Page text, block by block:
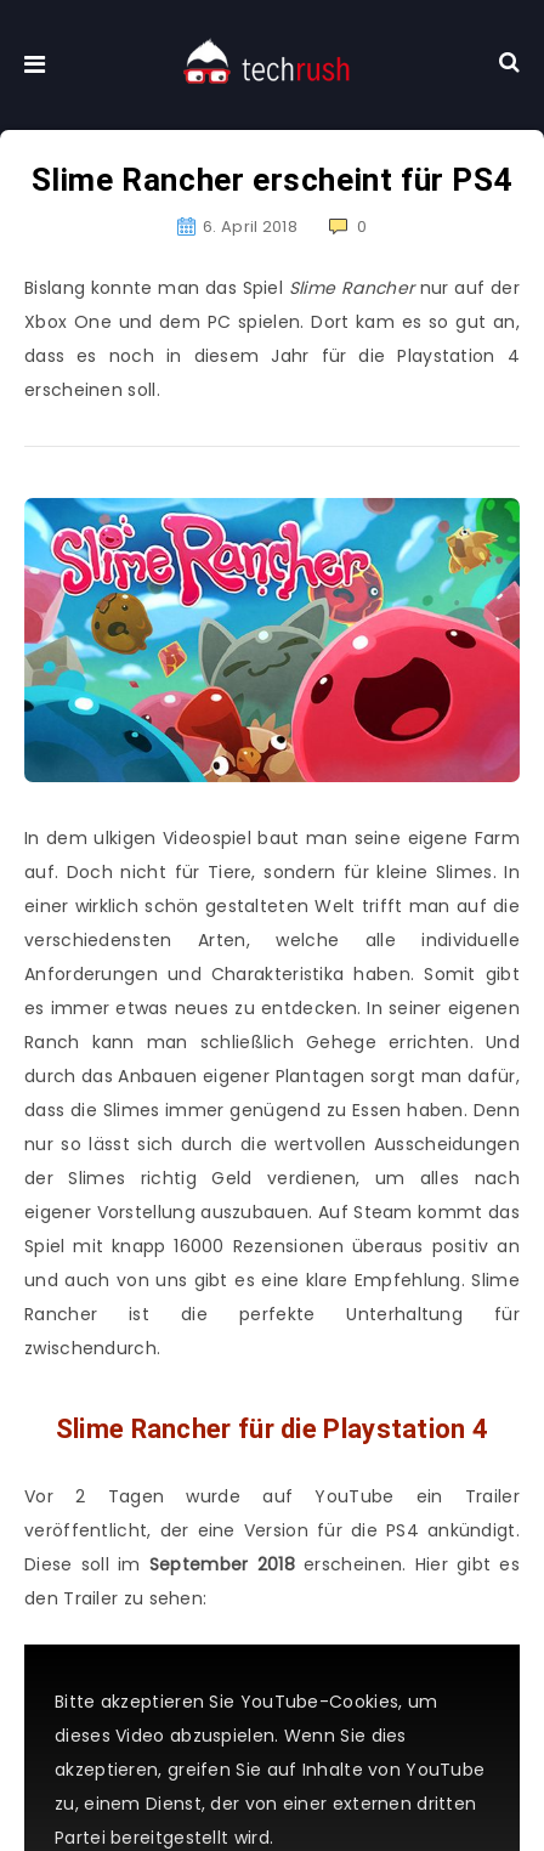
Slime Rancher erscheint für PS4
6. April 2018 0
Bislang konnte man das Spiel Slime Ranchernur auf der
Xbox One und dem PC spielen. Dort kam es so gut an,
dass es noch in diesem Jahr für die Playstation 4
erscheinen soll.
In dem ulkigen Videospiel baut man seine eigene Farm
auf. Doch nicht für Tiere, sondern für kleine Slimes. In
einer wirklich schön gestalteten Welt trifft man auf die
verschiedensten Arten, welche alle individuelle
Anforderungen und Charakteristika haben. Somit gibt
es immer etwas neues zu entdecken. In seiner eigenen
Ranch kann man schließlich Gehege errichten. Und
durch das Anbauen eigener Plantagen sorgt man dafür,
dass die Slimes immer genügend zu Essen haben. Denn
nur so lässt sich durch die wertvollen Ausscheidungen
der Slimes richtig Geld verdienen, um alles nach
eigener Vorstellung auszubauen. Auf Steam kommt das
Spiel mit knapp 16000 Rezensionen überaus positiv an
und auch von uns gibt es eine klare Empfehlung. Slime
Rancher ist die perfekte Unterhaltung für
zwischendurch.
Slime Rancher für die Playstation 4
Vor 2 Tagen wurde auf YouTube ein Trailer
veröffentlicht, der eine Version für die PS4 ankündigt.
Diese soll im September 2018erscheinen. Hier gibt es
den Trailer zu sehen:
Bitte akzeptieren Sie YouTube-Cookies, um
dieses Video abzuspielen. Wenn Sie dies
akzeptieren, greifen Sie auf Inhalte von YouTube
zu, einem Dienst, der von einer externen dritten
Partei bereitgestellt wird.